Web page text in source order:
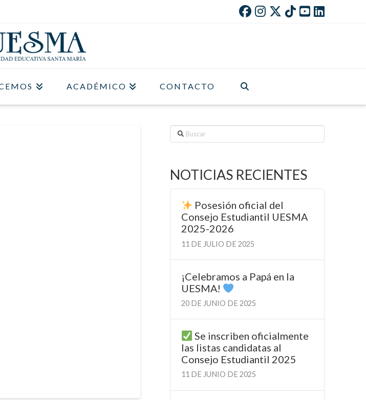
ACADÉMICO CONTACTO
Buscar
NOTICIAS RECIENTES
Posesión oficial del
Consejo Estudiantil UESMA
2025-2026
11 DE JULIO DE 2025
¡Celebramos a Papá en la
UESMA!
20 DE JUNIO DE 2025
Se inscriben oficialmente
las listas candidatas al
Consejo Estudiantil 2025
11 DE JUNIO DE 2025